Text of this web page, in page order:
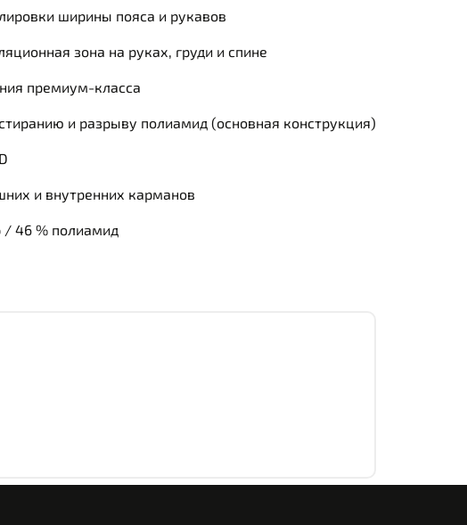
ширины пояса и рукавов
зона на руках, груди и спине
премиум-класса
и разрыву полиамид (основная конструкция)
и внутренних карманов
/ 46 % полиамид